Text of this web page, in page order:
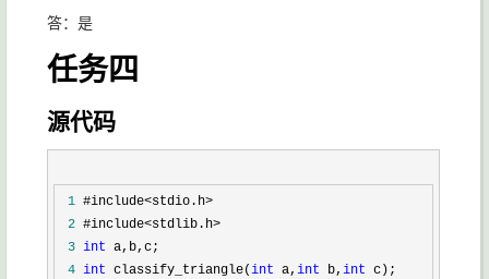
答：是
任务四
源代码
1
2
3 int
4 int classify_triangle(int a, int b, int